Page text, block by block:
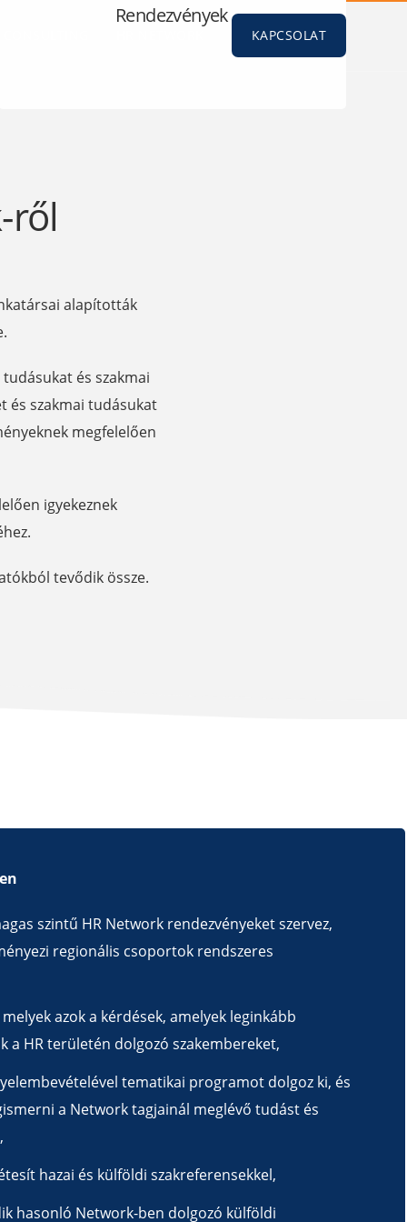
KAPCSOLAT
Rendezvények
ről
alapították
és szakmai
és szakmai tudásukat
megfelelően
igyekeznek
tevődik össze.
szintű HR Network rendezvényeket szervez,
regionális csoportok rendszeres
azok a kérdések, amelyek leginkább
a HR területén dolgozó szakembereket,
tematikai programot dolgoz ki, és
a Network tagjainál meglévő tudást és
hazai és külföldi szakreferensekkel,
hasonló Network-ben dolgozó külföldi